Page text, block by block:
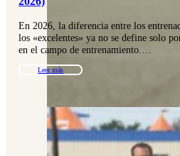
En 2026, la diferencia entre los
los «excelentes» ya no se define solo
en el campo de entrenamiento.…
Leer más